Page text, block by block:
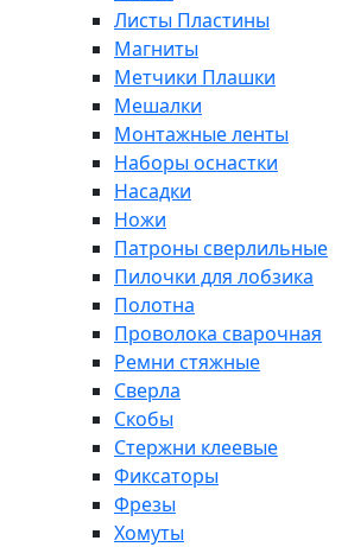
Листы Пластины
Магниты
Метчики Плашки
Мешалки
Монтажные ленты
Наборы оснастки
Насадки
Ножи
Патроны сверлильные
Пилочки для лобзика
Полотна
Проволока сварочная
Ремни стяжные
Сверла
Скобы
Стержни клеевые
Фиксаторы
Фрезы
Хомуты